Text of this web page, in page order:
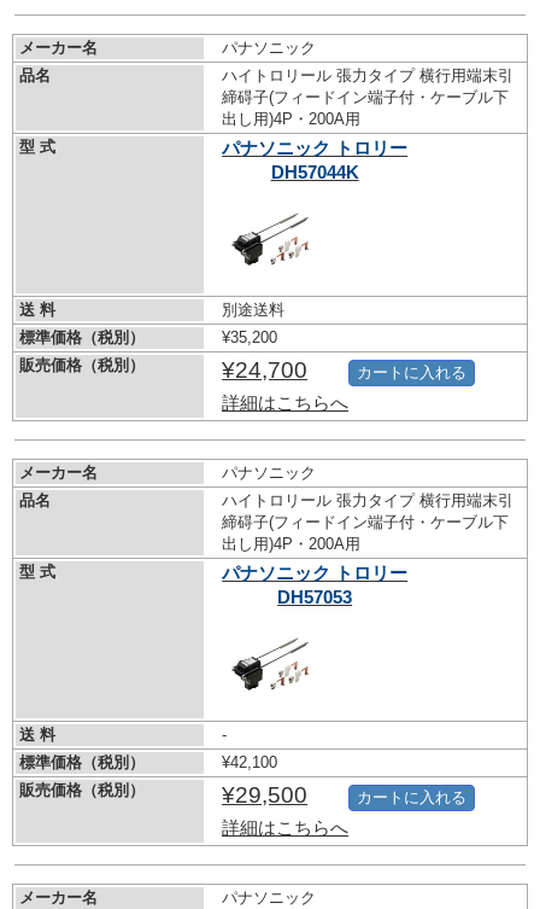
メーカー名
パナソニック
品名
ハイトロリール 張力タイプ 横行用端末引
締碍子(フィードイン端子付・ケーブル下
出し用)4P・200A用
型 式
パナソニック トロリー
DH57044K
送 料
別途送料
標準価格（税別）
¥35,200
販売価格（税別）
¥24,700
詳細はこちらへ
カートに入れる
メーカー名
パナソニック
品名
ハイトロリール 張力タイプ 横行用端末引
締碍子(フィードイン端子付・ケーブル下
出し用)4P・200A用
型 式
パナソニック トロリー
DH57053
送 料
-
標準価格（税別）
¥42,100
販売価格（税別）
¥29,500
詳細はこちらへ
カートに入れる
メーカー名
パナソニック